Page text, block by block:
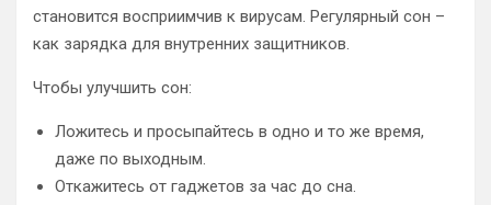
становится восприимчив к вирусам. Регулярный сон –
как зарядка для внутренних защитников.
Чтобы улучшить сон:
Ложитесь и просыпайтесь в одно и то же время,
даже по выходным.
Откажитесь от гаджетов за час до сна.